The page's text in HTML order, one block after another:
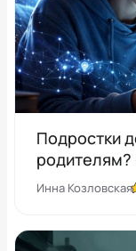
Подростки
родителям?
Инна Козловская